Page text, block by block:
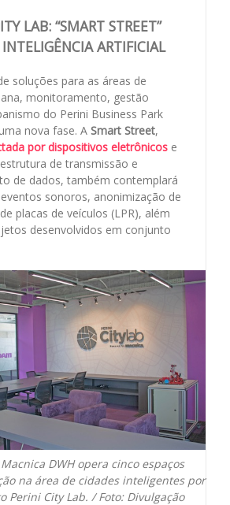
LAB: “SMART STREET”
ARTIFICIAL
soluções para as áreas de
monitoramento, gestão
do Perini Business Park
nova fase. A Smart Street,
por dispositivos eletrônicos e
de transmissão e
de dados, também contemplará
sonoros, anonimização de
placas de veículos (LPR), além
desenvolvidos em conjunto
DWH opera cinco espaços
na área de cidades inteligentes por
Perini City Lab. / Foto: Divulgação